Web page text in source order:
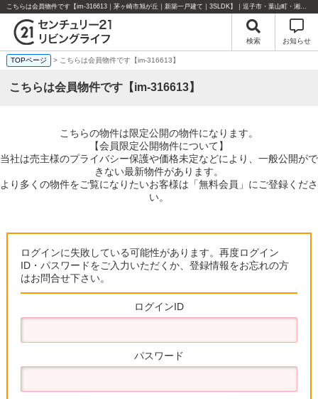
こちらは会員物件です【im-316613｜茅ヶ崎市旭が丘｜新築一戸建て｜3SLDK】｜逗子市・葉山町・湘南エリアの不動産のことならセンチュリー21リビングライフにお任せください！
検索 お知らせ
TOPページ > こちらは会員物件です【im-316613】
こちらは会員物件です【im-316613】
こちらの物件は限定公開の物件になります。
【会員限定公開物件について】
当社は売主様のプライバシー保護や価格未定などにより、一般公開がで
きない最新物件があります。
より多くの物件をご覧になりたいお客様は「無料会員」にご登録くださ
い。
ログインに失敗している可能性があります。再度ログイン
ID・パスワードをご入力いただくか、登録情報をお忘れの方
はお問合せ下さい。
ログインID
パスワード